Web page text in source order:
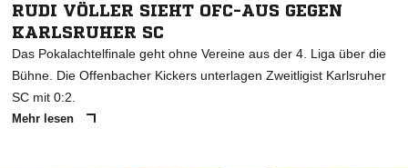
RUDI VÖLLER SIEHT OFC-AUS GEGEN
KARLSRUHER SC
Das Pokalachtelfinale geht ohne Vereine aus der 4. Liga über die
Bühne. Die Offenbacher Kickers unterlagen Zweitligist Karlsruher
SC mit 0:2.
Mehr lesen